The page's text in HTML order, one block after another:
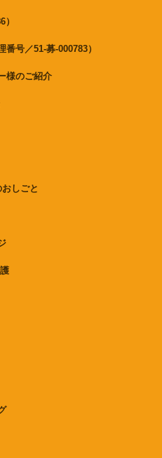
号／51-募-000783）
様のご紹介
しごと